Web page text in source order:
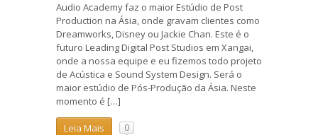
Audio Academy faz o maior Estúdio de Post
Production na Ásia, onde gravam clientes como
Dreamworks, Disney ou Jackie Chan. Este é o
futuro Leading Digital Post Studios em Xangai,
onde a nossa equipe e eu fizemos todo projeto
de Acústica e Sound System Design. Será o
maior estúdio de Pós-Produção da Ásia. Neste
momento é […]
Leia Mais 0